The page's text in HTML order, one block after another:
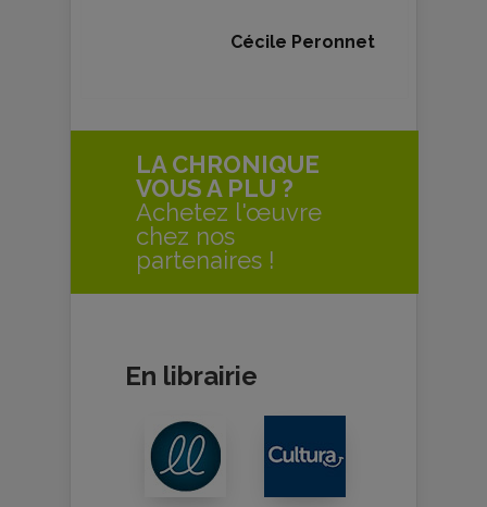
Cécile Peronnet
LA CHRONIQUE
VOUS A PLU ?
Achetez l'œuvre
chez nos
partenaires !
En librairie